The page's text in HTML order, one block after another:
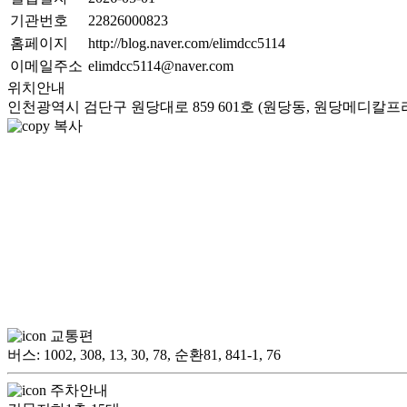
기관번호
22826000823
홈페이지
http://blog.naver.com/elimdcc5114
이메일주소 elimdcc5114@naver.com
위치안내
인천광역시 검단구 원당대로 859 601호 (원당동, 원당메디칼프
복사
교통편
버스: 1002, 308, 13, 30, 78, 순환81, 841-1, 76
주차안내